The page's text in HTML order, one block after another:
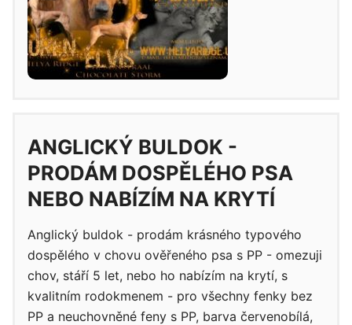
ANGLICKÝ BULDOK -
PRODÁM DOSPĚLÉHO PSA
NEBO NABÍZÍM NA KRYTÍ
Anglický buldok - prodám krásného typového
dospělého v chovu ověřeného psa s PP - omezuji
chov, stáří 5 let, nebo ho nabízím na krytí, s
kvalitním rodokmenem - pro všechny fenky bez
PP a neuchovněné feny s PP, barva červenobílá,